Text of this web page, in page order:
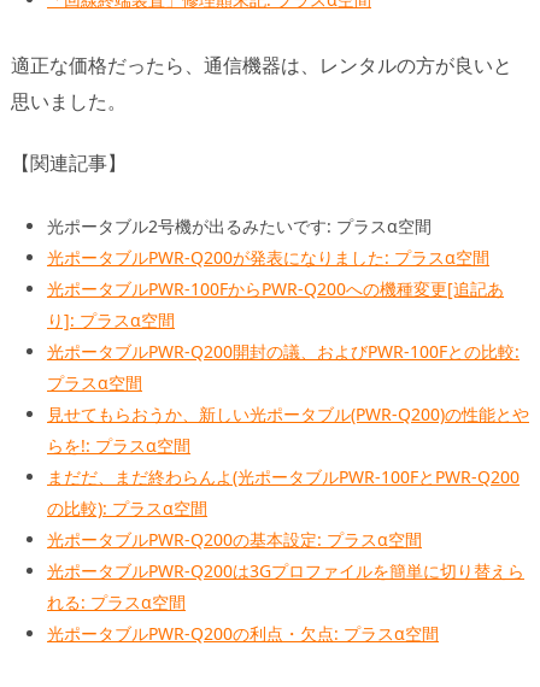
適正な価格だったら、通信機器は、レンタルの方が良いと
思いました。
【関連記事】
光ポータブル2号機が出るみたいです: プラスα空間
光ポータブルPWR-Q200が発表になりました: プラスα空間
光ポータブルPWR-100FからPWR-Q200への機種変更[追記あ
り]: プラスα空間
光ポータブルPWR-Q200開封の議、およびPWR-100Fとの比較:
プラスα空間
見せてもらおうか、新しい光ポータブル(PWR-Q200)の性能とや
らを!: プラスα空間
まだだ、まだ終わらんよ(光ポータブルPWR-100FとPWR-Q200
の比較): プラスα空間
光ポータブルPWR-Q200の基本設定: プラスα空間
光ポータブルPWR-Q200は3Gプロファイルを簡単に切り替えら
れる: プラスα空間
光ポータブルPWR-Q200の利点・欠点: プラスα空間